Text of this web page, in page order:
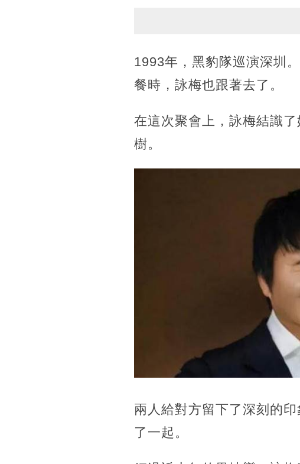
1993年，黑豹隊巡演深圳
餐時，詠梅也跟著去了。
在這次聚會上，詠梅結識
樹。
兩人給對方留下了深刻的
了一起。